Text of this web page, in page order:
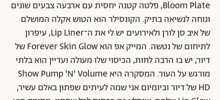
Bloom Plate, פלטה קטנה יחסית עם ארבעה צבעים שונים
ונוחה לנשיאה בתיק. הקונסילר הוא הטוש אקלה המושלם
של איב סן לורן ולאירועים יש לי את ה־Lip Liner, עיפרון
לתיחום של נטשה. המייק אפ הוא Forever Skin Glow של
דיור, יש בו הרבה לחות, הכיסוי שלו מעולה ועדיין הוא בלתי
מורגש על העור. המסקרה היא Show Pump 'N' Volume
HD של דיור וביומיום אני שמה לעיתים שפתון באלם עשיר,